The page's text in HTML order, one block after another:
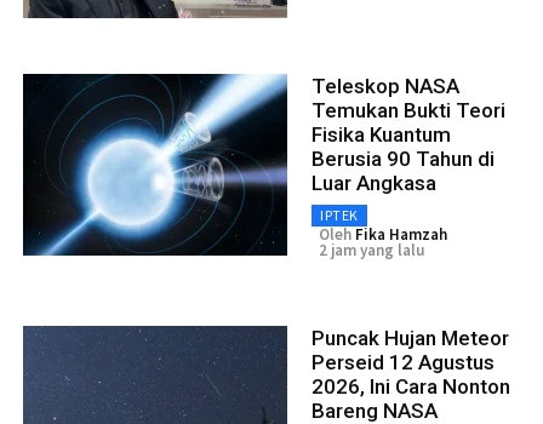
Teleskop NASA
Temukan Bukti Teori
Fisika Kuantum
Berusia 90 Tahun di
Luar Angkasa
IPTEK
Oleh Fika Hamzah
2 jam yang lalu
Puncak Hujan Meteor
Perseid 12 Agustus
2026, Ini Cara Nonton
Bareng NASA